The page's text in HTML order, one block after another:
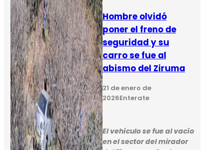
Hombre olvidó
poner el freno de
seguridad y su
carro se fue al
abismo del Ziruma
21 de enero de
2026Enterate
El vehículo se fue al vacío
en el sector del mirador